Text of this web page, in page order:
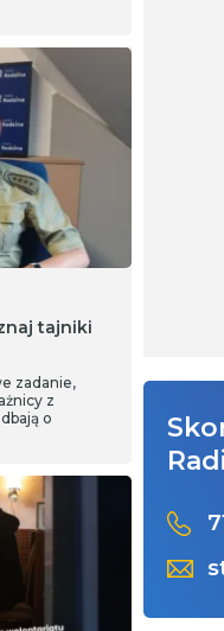
tajniki
zadanie,
z
o